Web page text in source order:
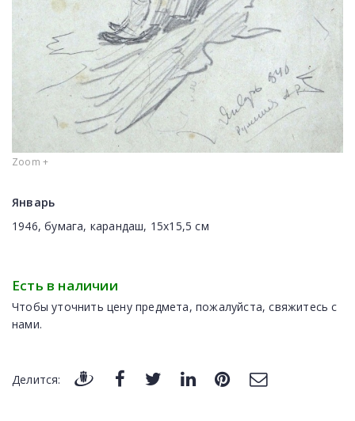
Zoom +
Январь
1946, бумага, карандаш, 15x15,5 см
Есть в наличии
Чтобы уточнить цену предмета, пожалуйста, свяжитесь с
нами.
Делится: